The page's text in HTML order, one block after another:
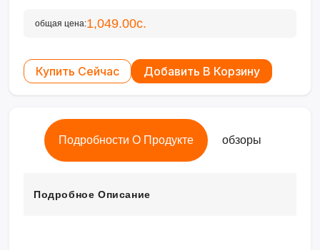
общая цена:1,049.00с.
Купить Сейчас Добавить В Корзину
Подробности О Продукте обзоры
Подробное Описание